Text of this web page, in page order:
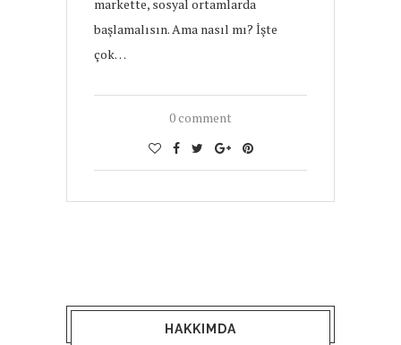
markette, sosyal ortamlarda
başlamalısın. Ama nasıl mı? İşte
çok…
0 comment
HAKKIMDA